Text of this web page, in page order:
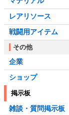
レアリソース
戦闘用アイテム
その他
企業
ショップ
掲示板
雑談・質問掲示板